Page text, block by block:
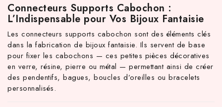
Connecteurs Supports Cabochon :
L’Indispensable pour Vos Bijoux Fantaisie
Les connecteurs supports cabochon sont des éléments clés
dans la fabrication de bijoux fantaisie. Ils servent de base
pour fixer les cabochons — ces petites pièces décoratives
en verre, résine, pierre ou métal — permettant ainsi de créer
des pendentifs, bagues, boucles d’oreilles ou bracelets
personnalisés.